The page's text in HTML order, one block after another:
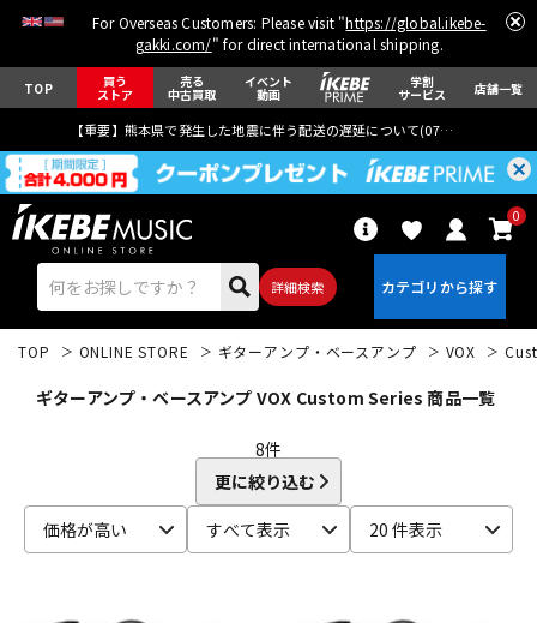
For Overseas Customers: Please visit "https://global.ikebe-
gakki.com/" for direct international shipping.
TOP 買う
ストア
売る
中古買取
イベント
動画
学割
サービス 店舗一覧
【重要】熊本県で発生した地震に伴う配送の遅延について(07月29日
詳細検索
0
TOP ONLINE STORE ギターアンプ・ベースアンプ VOX
ギターアンプ・ベースアンプ VOX Custom Series 商品一覧
8件
更に絞り込む
価格が高い
すべて表示 20 件表示